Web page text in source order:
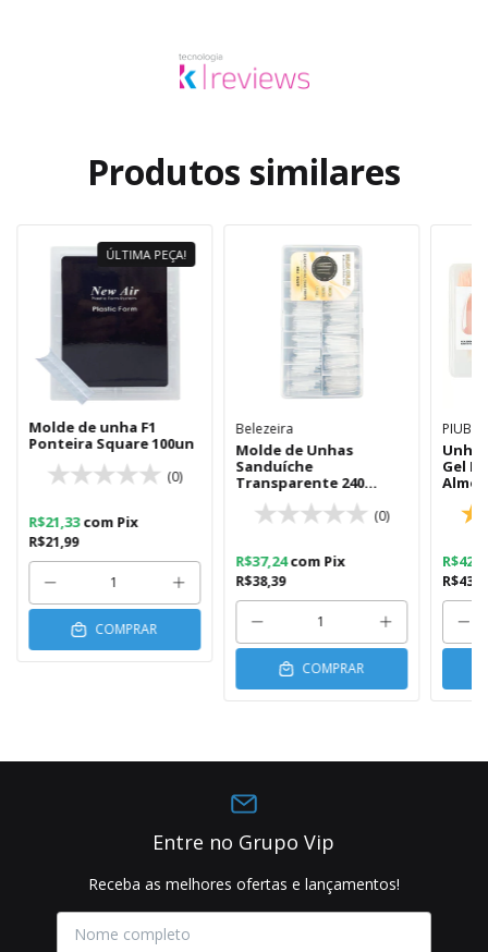
Produtos similares
ÚLTIMA PEÇA!
Molde de unha F1
Ponteira Square 100un
(0)
R$21,99
R$21,33com Pix
COMPRAR
Belezeira
Molde de Unhas
Sanduíche
Transparente 240
(0)
R$38,39
R$37,24com Pix
COMPRAR
Unha
Gel
Entre no Grupo Vip
Receba as melhores ofertas e lançamentos!